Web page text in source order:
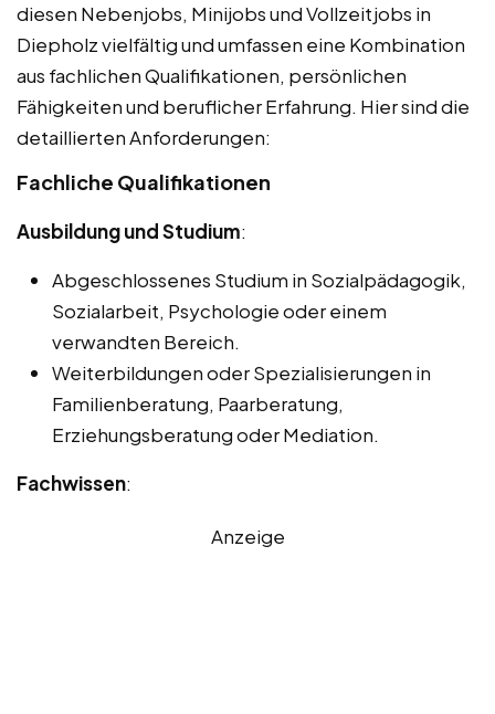
diesen Nebenjobs, Minijobs und Vollzeitjobs in
Diepholz vielfältig und umfassen eine Kombination
aus fachlichen Qualifikationen, persönlichen
Fähigkeiten und beruflicher Erfahrung. Hier sind die
detaillierten Anforderungen:
Fachliche Qualifikationen
Ausbildung und Studium:
Abgeschlossenes Studium in Sozialpädagogik,
Sozialarbeit, Psychologie oder einem
verwandten Bereich.
Weiterbildungen oder Spezialisierungen in
Familienberatung, Paarberatung,
Erziehungsberatung oder Mediation.
Fachwissen:
Anzeige